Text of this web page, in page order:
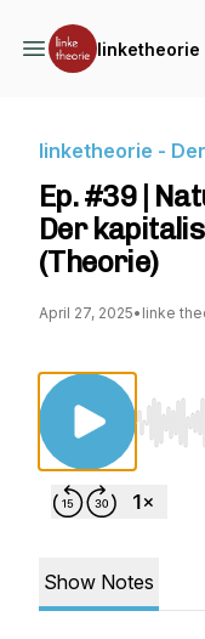
linketheorie
linketheorie -
Ep. #39 |
Der
(Theorie)
April 27, 2025• linke
Use
Show Notes